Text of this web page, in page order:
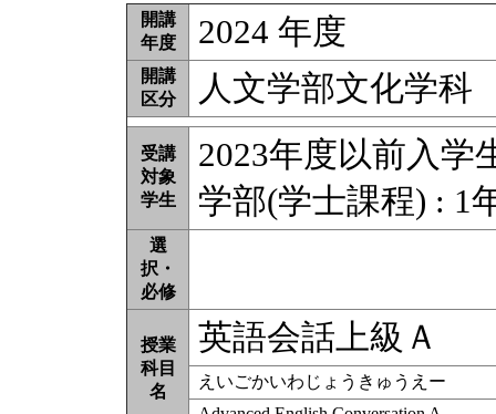
開講
年度
2024 年度
開講
区分
人文学部文化学科
受講
対象
学生
2023年度以前入学
学部(学士課程) : 1
選
択・
必修
授業
科目
名
英語会話上級Ａ
えいごかいわじょうきゅうえー